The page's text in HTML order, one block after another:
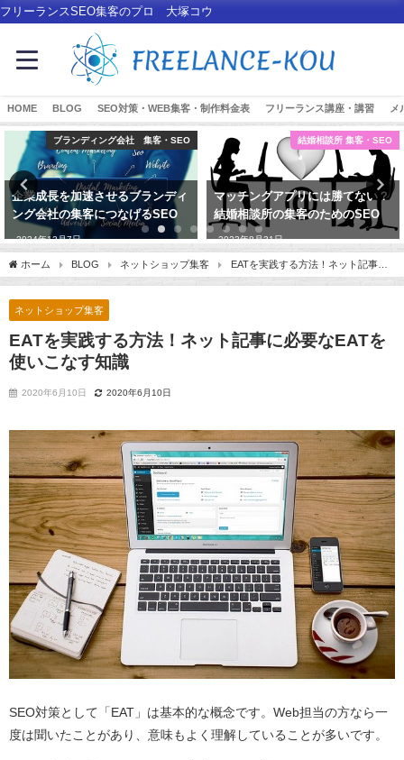
フリーランスSEO集客のプロ 大塚コウ
HOME BLOG SEO対策・WEB集客・制作料金表 フリーランス講座・講習 メ
ブランディング会社 集客・SEO
企業成長を加速させるブランディ
ング会社の集客につなげるSEO
2024年12月7日
結婚相談所 集客・SEO
マッチングアプリには勝てない？
結婚相談所の集客のためのSEO
2023年8月31日
ホーム BLOG ネットショップ集客
EATを実践する方法！ネット記事に
必要なEATを使いこなす知識
ネットショップ集客
EATを実践する方法！ネット記事に必要なEATを
使いこなす知識
2020年6月10日 2020年6月10日
SEO対策として「EAT」は基本的な概念です。Web担当の方なら一
度は聞いたことがあり、意味もよく理解していることが多いです。